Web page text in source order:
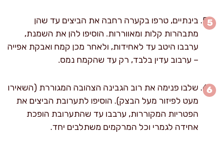
בינתיים, טרפו בקערה רחבה את הביצים עד שהן
מתבהרות קלות ומאווררות. הוסיפו להן את השמנת,
ערבבו היטב עד לאחידות, ולאחר מכן קמח ואבקת אפייה
– ערבוב עדין בלבד, רק עד שהקמח נמס.
שלבו פנימה את רוב הגבינה הצהובה המגוררת (השאירו
מעט לפיזור מעל הבצק). הוסיפו לתערובת הביצים את
הפטריות המקוררות, ערבבו עד שהתערובת הופכת
אחידה לגמרי וכל המרקמים משתלבים יחד.